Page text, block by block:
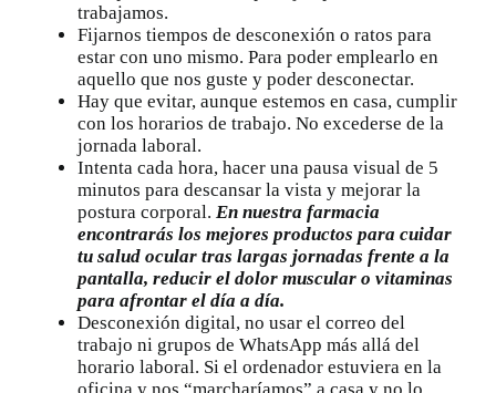
trabajamos.
Fijarnos tiempos de desconexión o ratos para
estar con uno mismo. Para poder emplearlo en
aquello que nos guste y poder desconectar.
Hay que evitar, aunque estemos en casa, cumplir
con los horarios de trabajo. No excederse de la
jornada laboral.
Intenta cada hora, hacer una pausa visual de 5
minutos para descansar la vista y mejorar la
postura corporal. En nuestra farmacia
encontrarás los mejores productos para cuidar
tu salud ocular tras largas jornadas frente a la
pantalla, reducir el dolor muscular o vitaminas
para afrontar el día a día.
Desconexión digital, no usar el correo del
trabajo ni grupos de WhatsApp más allá del
horario laboral. Si el ordenador estuviera en la
oficina y nos “marcharíamos” a casa y no lo